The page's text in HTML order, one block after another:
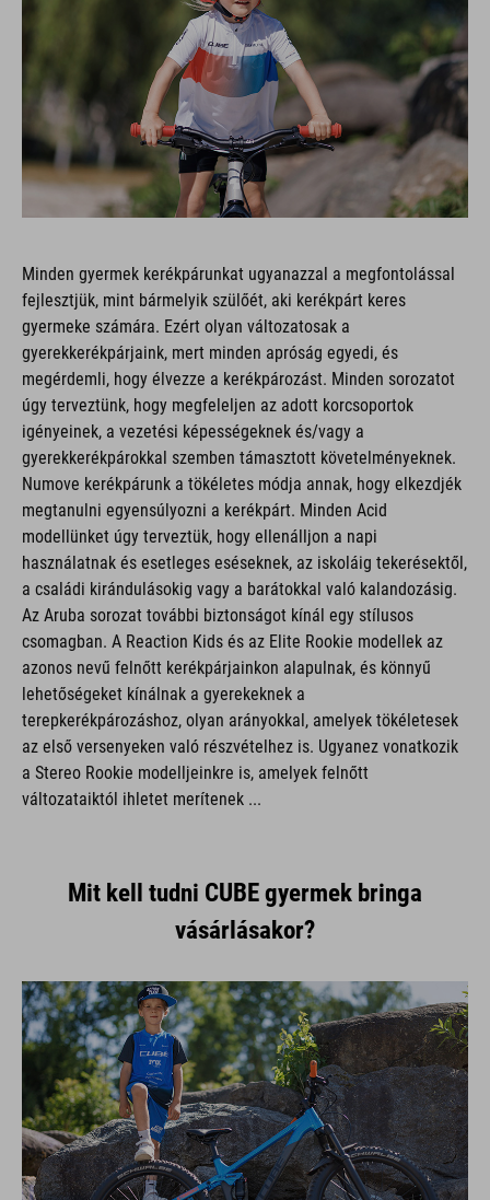
Minden gyermek kerékpárunkat ugyanazzal a megfontolással
fejlesztjük, mint bármelyik szülőét, aki kerékpárt keres
gyermeke számára. Ezért olyan változatosak a
gyerekkerékpárjaink, mert minden apróság egyedi, és
megérdemli, hogy élvezze a kerékpározást. Minden sorozatot
úgy terveztünk, hogy megfeleljen az adott korcsoportok
igényeinek, a vezetési képességeknek és/vagy a
gyerekkerékpárokkal szemben támasztott követelményeknek.
Numove kerékpárunk a tökéletes módja annak, hogy elkezdjék
megtanulni egyensúlyozni a kerékpárt. Minden Acid
modellünket úgy terveztük, hogy ellenálljon a napi
használatnak és esetleges eséseknek, az iskoláig tekerésektől,
a családi kirándulásokig vagy a barátokkal való kalandozásig.
Az Aruba sorozat további biztonságot kínál egy stílusos
csomagban. A Reaction Kids és az Elite Rookie modellek az
azonos nevű felnőtt kerékpárjainkon alapulnak, és könnyű
lehetőségeket kínálnak a gyerekeknek a
terepkerékpározáshoz, olyan arányokkal, amelyek tökéletesek
az első versenyeken való részvételhez is. Ugyanez vonatkozik
a Stereo Rookie modelljeinkre is, amelyek felnőtt
változataiktól ihletet merítenek ...
Mit kell tudni CUBE gyermek bringa
vásárlásakor?